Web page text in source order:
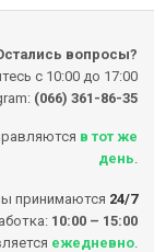
вопросы?
с 10:00 до 17:00
(066) 361-86-35
в тот же
день
принимаются 24/7
10:00 – 15:00
ежедневно